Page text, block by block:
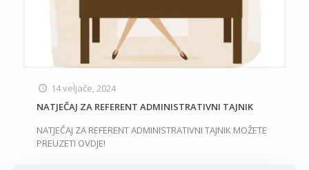
14 veljače, 2024
NATJEČAJ ZA REFERENT ADMINISTRATIVNI TAJNIK
NATJEČAJ ZA REFERENT ADMINISTRATIVNI TAJNIK MOŽETE
PREUZETI OVDJE!